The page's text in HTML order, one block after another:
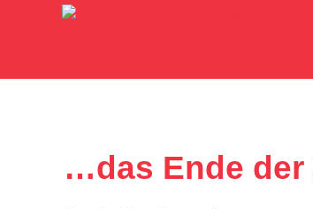
…das Ende der